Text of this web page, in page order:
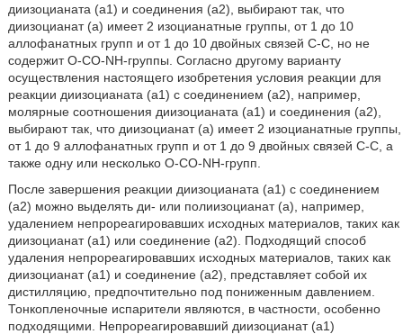
диизоцианата (a1) и соединения (a2), выбирают так, что
диизоцианат (a) имеет 2 изоцианатные группы, от 1 до 10
аллофанатных групп и от 1 до 10 двойных связей C-C, но не
содержит O-CO-NH-группы. Согласно другому варианту
осуществления настоящего изобретения условия реакции для
реакции диизоцианата (a1) с соединением (a2), например,
молярные соотношения диизоцианата (a1) и соединения (a2),
выбирают так, что диизоцианат (a) имеет 2 изоцианатные группы,
от 1 до 9 аллофанатных групп и от 1 до 9 двойных связей C-C, а
также одну или несколько O-CO-NH-групп.
После завершения реакции диизоцианата (a1) с соединением
(a2) можно выделять ди- или полиизоцианат (a), например,
удалением непрореагировавших исходных материалов, таких как
диизоцианат (a1) или соединение (a2). Подходящий способ
удаления непрореагировавших исходных материалов, таких как
диизоцианат (a1) и соединение (a2), представляет собой их
дистилляцию, предпочтительно под пониженным давлением.
Тонкопленочные испарители являются, в частности, особенно
подходящими. Непрореагировавший диизоцианат (a1)